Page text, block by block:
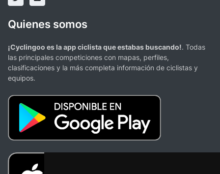
Quienes somos
¡Cyclingoo es la app ciclista que estabas buscando!. Todas
las principales competiciones con mapas, perfiles,
clasificaciones y la más completa información de ciclistas y
equipos.